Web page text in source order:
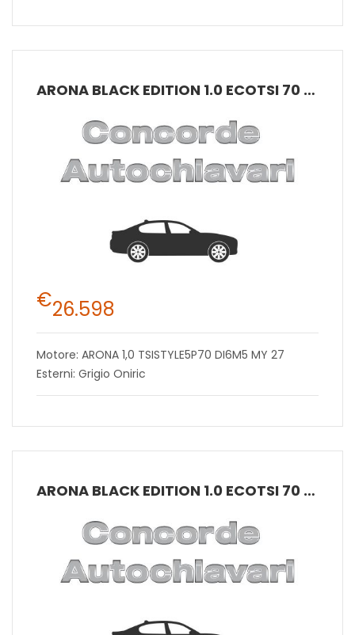
ARONA BLACK EDITION 1.0 ECOTSI 70 KW (95 CV) BENZINA MANUALE 5 MARCE 2WD
€26.598
Motore: ARONA 1,0 TSISTYLE5P70 DI6M5 MY 27
Esterni: Grigio Oniric
ARONA BLACK EDITION 1.0 ECOTSI 70 KW (95 CV) BENZINA MANUALE 5 MARCE 2WD